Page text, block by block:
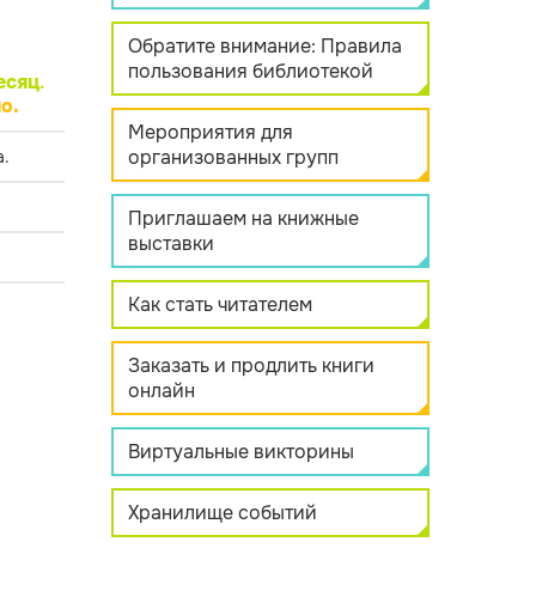
.
Обратите внимание: Правила
пользования библиотекой
Мероприятия для
организованных групп
Приглашаем на книжные
выставки
Как стать читателем
Заказать и продлить книги
онлайн
Виртуальные викторины
Хранилище событий